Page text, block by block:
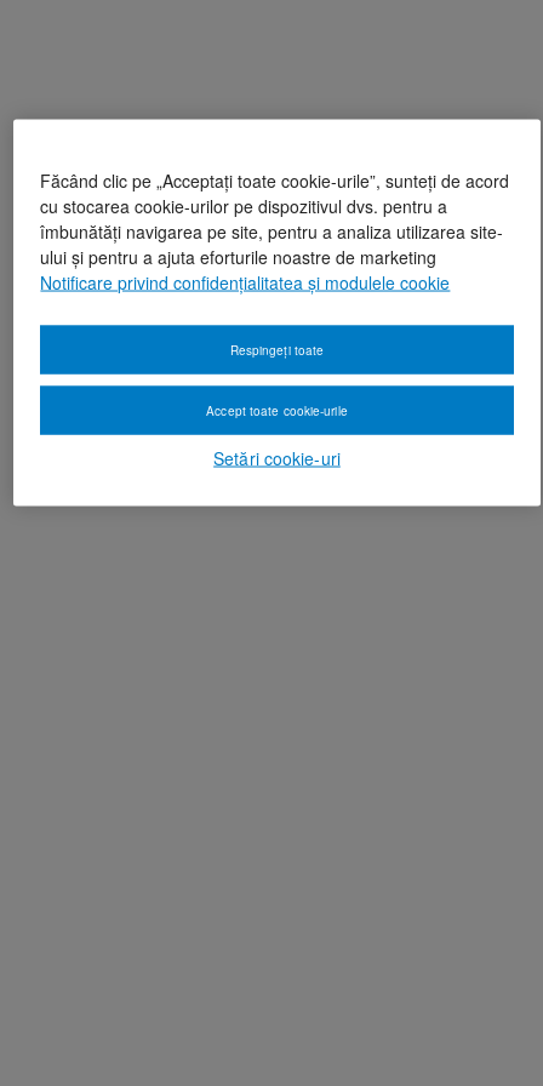
Făcând clic pe „Acceptați toate cookie-urile”, sunteți de acord
cu stocarea cookie-urilor pe dispozitivul dvs. pentru a
îmbunătăți navigarea pe site, pentru a analiza utilizarea site-
ului și pentru a ajuta eforturile noastre de marketing
Notificare privind confidențialitatea și modulele cookie
Setări cookie-uri
Respingeți toate
Accept toate cookie-urile